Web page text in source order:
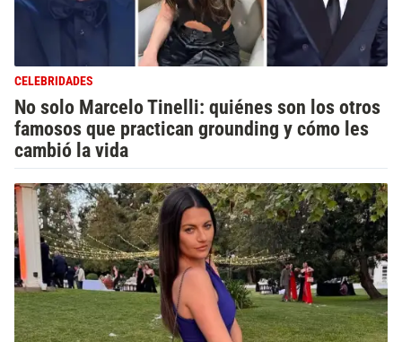
CELEBRIDADES
No solo Marcelo Tinelli: quiénes son los otros
famosos que practican grounding y cómo les
cambió la vida